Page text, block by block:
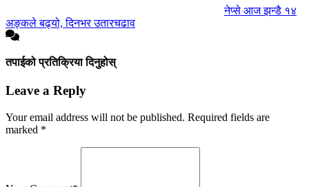
नेप्से आज झन्डै १४
अङ्कले बढ्यो, दिनभर उतारचढाव
तपाईको प्रतिक्रिया दिनुहोस्
Leave a Reply
Your email address will not be published. Required fields are
marked *